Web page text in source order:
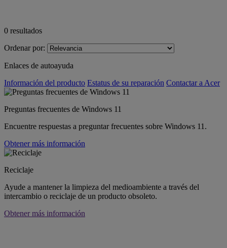
0 resultados
Ordenar por:
Enlaces de autoayuda
Información del producto Estatus de su reparación Contactar a Acer
Preguntas frecuentes de Windows 11
Encuentre respuestas a preguntar frecuentes sobre Windows 11.
Obtener más información
Reciclaje
Ayude a mantener la limpieza del medioambiente a través del
intercambio o reciclaje de un producto obsoleto.
Obtener más información